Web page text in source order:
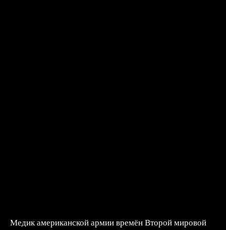
Медик американской армии времён Второй мировой